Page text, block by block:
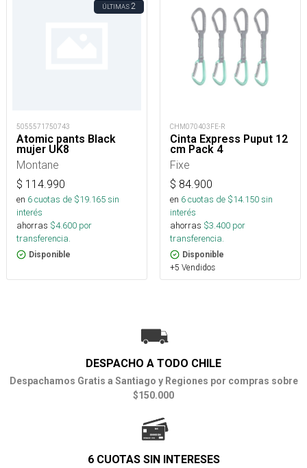
ÚLTIMAS2
5055571750743
Atomic pants Black
mujer UK8
Montane
$ 114.990
en 6cuotas de $19.165sin
interés
ahorras $4.600 por
transferencia.
Disponible
CHM070403FE-R
Cinta Express Puput 12
cm Pack 4
Fixe
$ 84.900
en 6cuotas de $14.150sin
interés
ahorras $3.400 por
transferencia.
Disponible
+5 Vendidos
DESPACHO A TODO CHILE
Despachamos Gratis a Santiago y Regiones por compras sobre
$150.000
6 CUOTAS SIN INTERESES